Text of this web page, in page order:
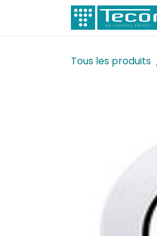
Se rendre au contenu
Tous les produits